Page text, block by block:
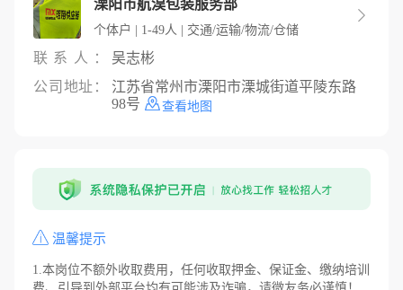
溧阳市航淏包装服务部
个体户 | 1-49人 | 交通/运输/物流/仓储

联系人：
吴志彬
公司地址：
江苏省常州市溧阳市溧城街道平陵东路
98号
查看地图
温馨提示
1.本岗位不额外收取费用，任何收取押金、保证金、缴纳培训